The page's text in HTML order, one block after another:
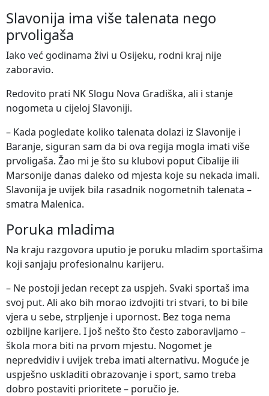
Slavonija ima više talenata nego
prvoligaša
Iako već godinama živi u Osijeku, rodni kraj nije
zaboravio.
Redovito prati NK Slogu Nova Gradiška, ali i stanje
nogometa u cijeloj Slavoniji.
– Kada pogledate koliko talenata dolazi iz Slavonije i
Baranje, siguran sam da bi ova regija mogla imati više
prvoligaša. Žao mi je što su klubovi poput Cibalije ili
Marsonije danas daleko od mjesta koje su nekada imali.
Slavonija je uvijek bila rasadnik nogometnih talenata –
smatra Malenica.
Poruka mladima
Na kraju razgovora uputio je poruku mladim sportašima
koji sanjaju profesionalnu karijeru.
– Ne postoji jedan recept za uspjeh. Svaki sportaš ima
svoj put. Ali ako bih morao izdvojiti tri stvari, to bi bile
vjera u sebe, strpljenje i upornost. Bez toga nema
ozbiljne karijere. I još nešto što često zaboravljamo –
škola mora biti na prvom mjestu. Nogomet je
nepredvidiv i uvijek treba imati alternativu. Moguće je
uspješno uskladiti obrazovanje i sport, samo treba
dobro postaviti prioritete – poručio je.